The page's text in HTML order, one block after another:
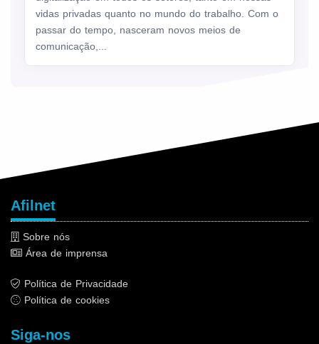
vidas privadas quanto no mundo do trabalho. Com o
passar do tempo, nasceram novos meios de
comunicação,...
Afilnet
Sobre nós
Área de imprensa
Política de Privacidade
Política de cookies
Siga-nos